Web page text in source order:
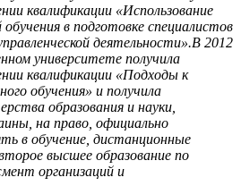
квалификации «Использование
в подготовке специалистов
деятельности».В 2012
университете получила
квалификации «Подходы к
обучения» и получила
образования и науки,
на право, официально
в обучение, дистанционные
высшее образование по
организаций и